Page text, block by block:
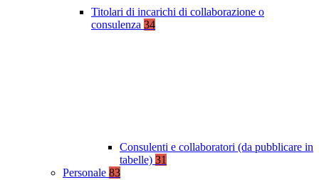
Titolari di incarichi di collaborazione o
consulenza 34
Consulenti e collaboratori (da pubblicare in
tabelle) 31
Personale 83